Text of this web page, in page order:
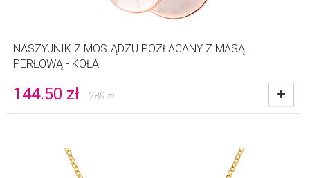
NASZYJNIK Z MOSIĄDZU POZŁACANY Z MASĄ
PERŁOWĄ - KOŁA
144.50 zł 289zł